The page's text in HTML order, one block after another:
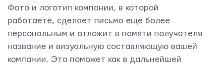
Фото и логотип компании, в которой
работаете, сделает письмо еще более
персональным и отложит в памяти получателя
название и визуальную составляющую вашей
компании. Это поможет как в дальнейшей
Мы вам ответим в течении24 часов.